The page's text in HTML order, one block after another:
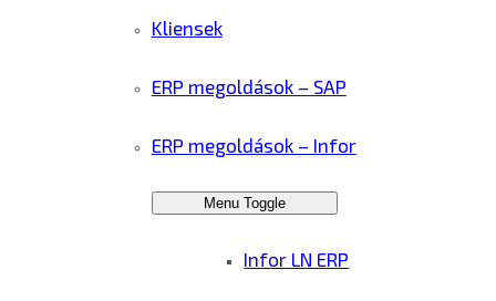
Kliensek
ERP megoldások – SAP
ERP megoldások – Infor
Menu Toggle
Infor LN ERP